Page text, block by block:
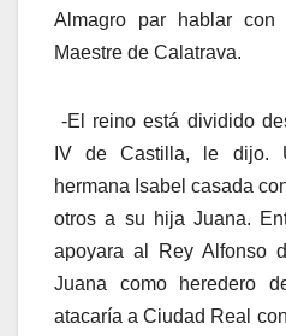
Almagro par hablar con
Maestre de Calatrava.
-El reino está dividido
IV de Castilla, le dijo.
hermana Isabel casada
otros a su hija Juana.
apoyara al Rey Alfonso
Juana como heredero
atacaría a Ciudad Real